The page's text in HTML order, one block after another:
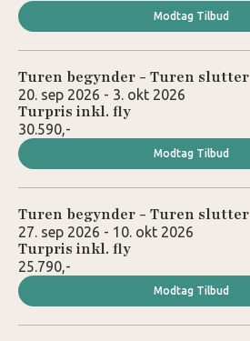
Modtag Tilbud
Turen begynder - Turen slutter
20. sep 2026 - 3. okt 2026
Turpris inkl. fly
30.590,-
Modtag Tilbud
Turen begynder - Turen slutter
27. sep 2026 - 10. okt 2026
Turpris inkl. fly
25.790,-
Modtag Tilbud